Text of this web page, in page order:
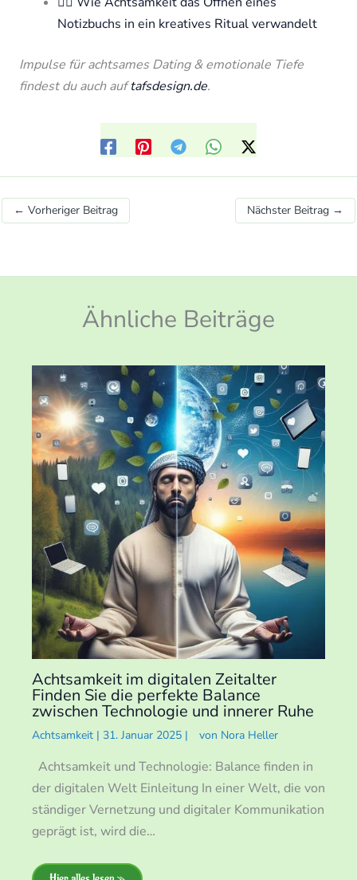
Notizbuchs in ein kreatives Ritual verwandelt
Impulse für achtsames Dating & emotionale Tiefe
findest du auch auftafsdesign.de.
← Vorheriger Beitrag Nächster Beitrag →
Ähnliche Beiträge
Achtsamkeit im digitalen Zeitalter
Finden Sie die perfekte Balance
zwischen Technologie und innerer Ruhe
Achtsamkeit | 31. Januar 2025 | von Nora Heller
Achtsamkeit und Technologie: Balance finden in
der digitalen Welt Einleitung In einer Welt, die von
ständiger Vernetzung und digitaler Kommunikation
geprägt ist, wird die…